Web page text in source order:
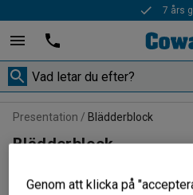
7 års
Presentation Blädderblock
Blädderblock
Ett blädderblock kan hängas
tillsammans med ett stativ.
Genom att klicka på